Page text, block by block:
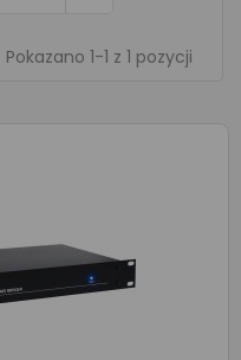
Pokazano 1-1 z 1 pozycji